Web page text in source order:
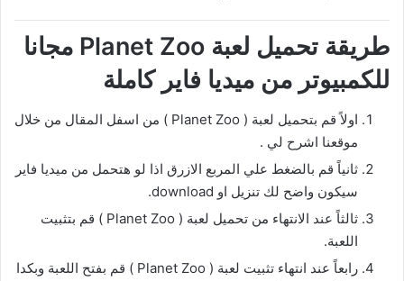
طريقة تحميل لعبة Planet Zoo مجانا
للكمبيوتر من ميديا فاير كاملة
اولاً قم بتحميل لعبة ( Planet Zoo ) من اسفل المقال من خلال
موقعنا اشرح لي .
ثانياً قم بالضغط علي المربع الازرق اذا لو هتحمل من ميديا فاير
سيكون واضح لك تنزيل او download.
ثالثاً عند الانتهاء من تحميل لعبة ( Planet Zoo ) قم بتثبيت
اللعبة.
رابعاً عند انتهاء تثبيت لعبة ( Planet Zoo ) قم بفتح اللعبة وبكدا